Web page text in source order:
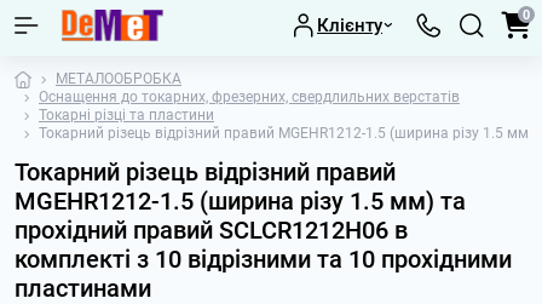
Клієнту 0
МЕТАЛООБРОБКА
Оснащення до токарних, фрезерних, свердлильних верстатів
Токарні різці та пластини
Токарний різець відрізний правий MGEHR1212-1.5 (ширина різу 1.5
Токарний різець відрізний правий
MGEHR1212-1.5 (ширина різу 1.5 мм) та
прохідний правий SCLCR1212H06 в
комплекті з 10 відрізними та 10 прохідними
пластинами